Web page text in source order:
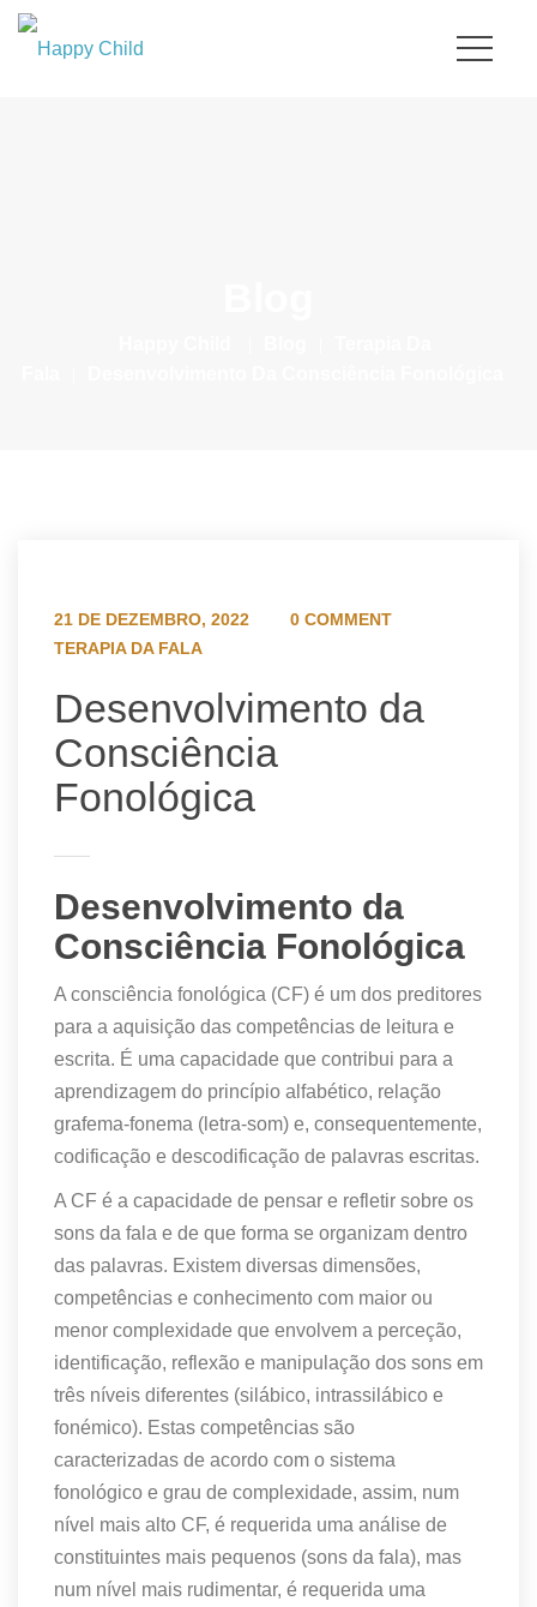
21 DE DEZEMBRO, 2022
0 COMMENT
TERAPIA DA FALA
Desenvolvimento da
Consciência
Fonológica
Desenvolvimento da
Consciência Fonológica
A consciência fonológica (CF) é um dos preditores
para a aquisição das competências de leitura e
escrita. É uma capacidade que contribui para a
aprendizagem do princípio alfabético, relação
grafema-fonema (letra-som) e, consequentemente,
codificação e descodificação de palavras escritas.
A CF é a capacidade de pensar e refletir sobre os
sons da fala e de que forma se organizam dentro
das palavras. Existem diversas dimensões,
competências e conhecimento com maior ou
menor complexidade que envolvem a perceção,
identificação, reflexão e manipulação dos sons em
três níveis diferentes (silábico, intrassilábico e
fonémico). Estas competências são
caracterizadas de acordo com o sistema
fonológico e grau de complexidade, assim, num
nível mais alto CF, é requerida uma análise de
constituintes mais pequenos (sons da fala), mas
num nível mais rudimentar, é requerida uma